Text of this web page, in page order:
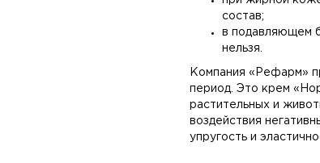
состав;
в подавляющем
нельзя.
Компания «Рефарм»
период. Это крем
растительных и
воздействия
упругость и